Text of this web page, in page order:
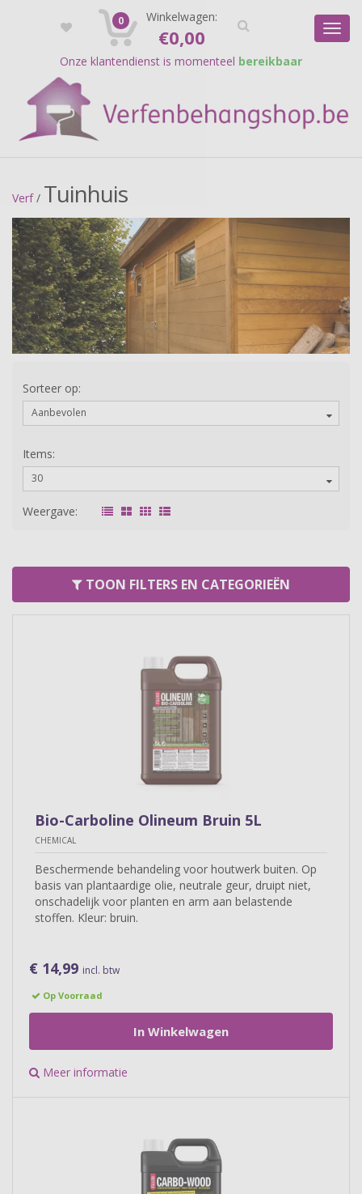
Registreer Login
Onze klantendienst is momenteel bereikbaar
0 Winkelwagen:
€0,00
Verf/ Tuinhuis
Sorteer op:
Aanbevolen
Items:
30
Weergave:
TOON FILTERS EN CATEGORIEËN
Bio-Carboline Olineum Bruin 5L
CHEMICAL
Beschermende behandeling voor houtwerk buiten. Op
basis van plantaardige olie, neutrale geur, druipt niet,
onschadelijk voor planten en arm aan belastende
stoffen. Kleur: bruin.
€ 14,99 incl. btw
Op Voorraad
In Winkelwagen
Meer informatie